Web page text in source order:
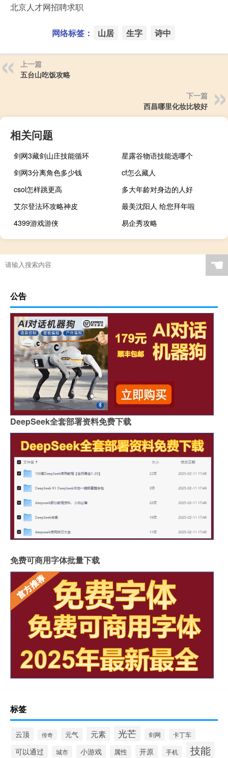
北京人才网招聘求职
网络标签： 山居 生字 诗中
上一篇
五台山吃饭攻略
下一篇
西昌哪里化妆比较好
相关问题
剑网3藏剑山庄技能循环
星露谷物语技能选哪个
剑网3分离角色多少钱
cf怎么藏人
csol怎样跳更高
多大年龄对身边的人好
艾尔登法环攻略神皮
最美沈阳人 给您拜年啦
4399游戏游侠
易企秀攻略
☚
公告
DeepSeek全套部署资料免费下载
免费可商用字体批量下载
标签
云顶 传奇 元气 元素 光芒 剑网 卡丁车
可以通过 城市 小游戏 属性 开原 手机 技能